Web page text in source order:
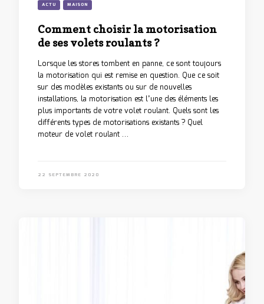
ACTU MAISON
Comment choisir la motorisation
de ses volets roulants ?
Lorsque les stores tombent en panne, ce sont toujours
la motorisation qui est remise en question. Que ce soit
sur des modèles existants ou sur de nouvelles
installations, la motorisation est l’une des éléments les
plus importants de votre volet roulant. Quels sont les
différents types de motorisations existants ? Quel
moteur de volet roulant …
22 SEPTEMBRE 2020